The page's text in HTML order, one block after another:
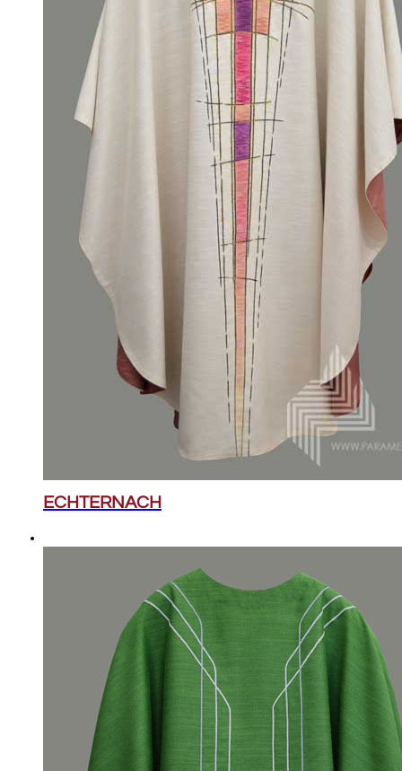
ECHTERNACH